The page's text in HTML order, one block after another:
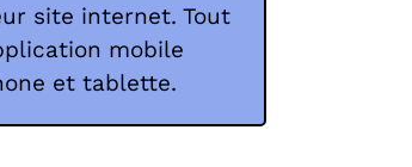
site internet. Tout
mobile
et tablette.